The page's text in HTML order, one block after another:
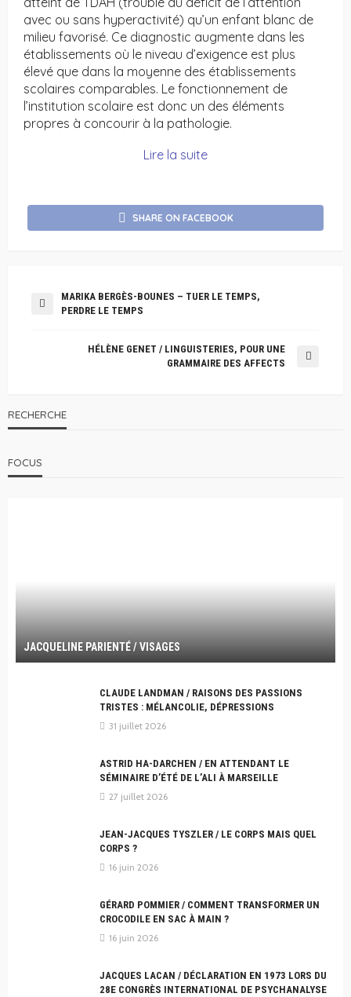
avec ou sans hyperactivité) qu’un enfant blanc de
milieu favorisé. Ce diagnostic augmente dans les
établissements où le niveau d’exigence est plus
élevé que dans la moyenne des établissements
scolaires comparables. Le fonctionnement de
l’institution scolaire est donc un des éléments
propres à concourir à la pathologie.
Lire la suite
SHARE ON FACEBOOK
MARIKA BERGÈS-BOUNES – TUER LE TEMPS,
PERDRE LE TEMPS
HÉLÈNE GENET / LINGUISTERIES, POUR UNE
GRAMMAIRE DES AFFECTS
RECHERCHE
FOCUS
JACQUELINE PARIENTÉ / VISAGES
CLAUDE LANDMAN / RAISONS DES PASSIONS
TRISTES : MÉLANCOLIE, DÉPRESSIONS
31 juillet 2026
ASTRID HA-DARCHEN / EN ATTENDANT LE
SÉMINAIRE D’ÉTÉ DE L’ALI À MARSEILLE
27 juillet 2026
JEAN-JACQUES TYSZLER / LE CORPS MAIS QUEL
CORPS ?
16 juin 2026
GÉRARD POMMIER / COMMENT TRANSFORMER UN
CROCODILE EN SAC À MAIN ?
16 juin 2026
JACQUES LACAN / DÉCLARATION EN 1973 LORS DU
28E CONGRÈS INTERNATIONAL DE PSYCHANALYSE